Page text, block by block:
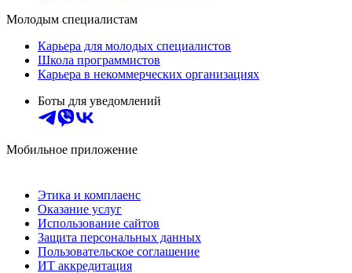
Молодым специалистам
Карьера для молодых специалистов
Школа программистов
Карьера в некоммерческих организациях
Боты для уведомлений
Мобильное приложение
Этика и комплаенс
Оказание услуг
Использование сайтов
Защита персональных данных
Пользовательское соглашение
ИТ аккредитация